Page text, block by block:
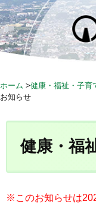
S
k
i
p
c
ホーム >健康・福祉・子育
お知らせ
健康・福
※このお知らせは